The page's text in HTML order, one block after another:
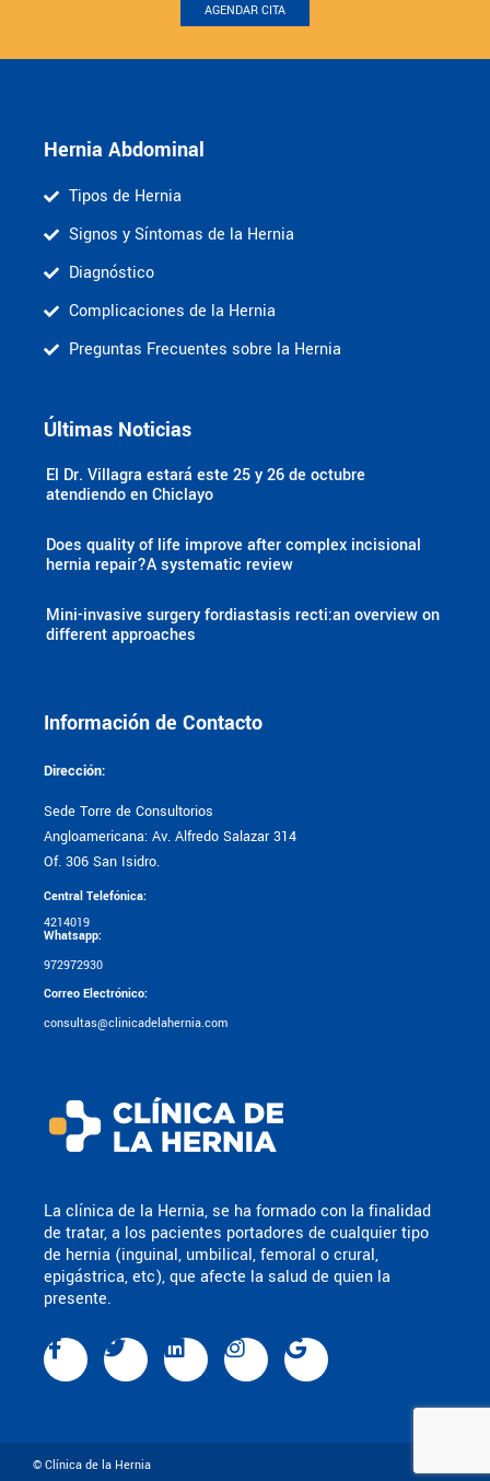
AGENDAR CITA
La clínica de la Hernia, se ha formado con la finalidad
de tratar, a los pacientes portadores de cualquier tipo
de hernia (inguinal, umbilical, femoral o crural,
epigástrica, etc), que afecte la salud de quien la
presente.
Información de Contacto
Dirección:
Sede Torre de Consultorios
Angloamericana: Av. Alfredo Salazar 314
Of. 306 San Isidro.
Central Telefónica:
4214019
Whatsapp:
972972930
Correo Electrónico:
consultas@clinicadelahernia.com
Hernia Abdominal
Tipos de Hernia
Signos y Síntomas de la Hernia
Diagnóstico
Complicaciones de la Hernia
Preguntas Frecuentes sobre la Hernia
Últimas Noticias
El Dr. Villagra estará este 25 y 26 de octubre
atendiendo en Chiclayo
Does quality of life improve after complex incisional
hernia repair?A systematic review
Mini-invasive surgery fordiastasis recti:an overview on
different approaches
© Clínica de la Hernia